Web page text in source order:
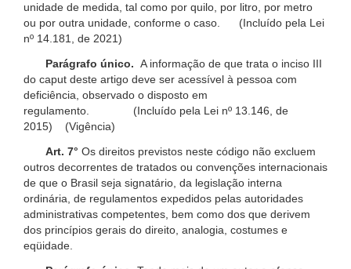
unidade de medida, tal como por quilo, por litro, por metro
ou por outra unidade, conforme o caso. (Incluído pela Lei
nº 14.181, de 2021)
Parágrafo único. A informação de que trata o inciso III
do caput deste artigo deve ser acessível à pessoa com
deficiência, observado o disposto em
regulamento. (Incluído pela Lei nº 13.146, de
2015) (Vigência)
Art. 7° Os direitos previstos neste código não excluem
outros decorrentes de tratados ou convenções internacionais
de que o Brasil seja signatário, da legislação interna
ordinária, de regulamentos expedidos pelas autoridades
administrativas competentes, bem como dos que derivem
dos princípios gerais do direito, analogia, costumes e
eqüidade.